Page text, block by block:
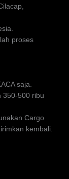
proses
saja.
350-500 ribu
Cargo
kembali.